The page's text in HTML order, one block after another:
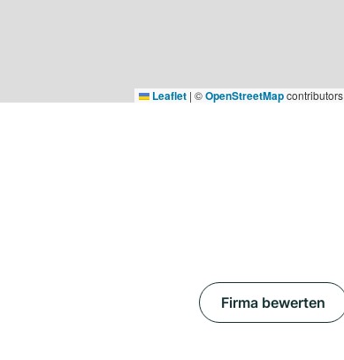
Leaflet | ©OpenStreetMapcontributors
Firma bewerten